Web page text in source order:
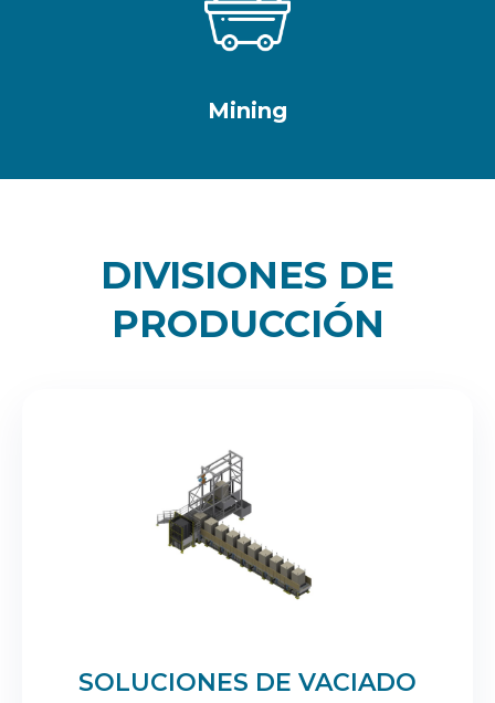
Mining
DIVISIONES DE
PRODUCCIÓN
SOLUCIONES DE VACIADO